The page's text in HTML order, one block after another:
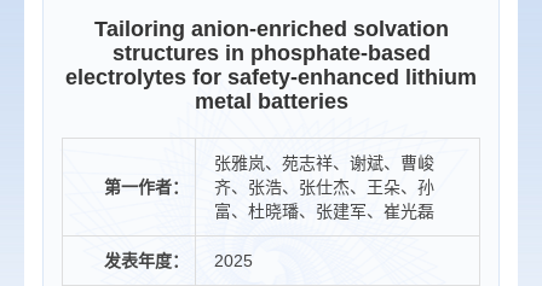
Tailoring anion-enriched solvation
structures in phosphate-based
electrolytes for safety-enhanced lithium
metal batteries
第一作者：
张雅岚、苑志祥、谢斌、曹峻
齐、张浩、张仕杰、王朵、孙
富、杜晓璠、张建军、崔光磊
发表年度： 2025